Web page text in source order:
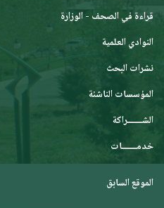
قراءة في الصحف - الوزارة
النوادي العلمية
نشرات البحث
المؤسسات الناشئة
الشـــــــراكة
خدمـــــــات
الموقع السابق